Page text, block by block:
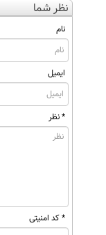
نظر شما
نام
ایمیل
* نظر
* کد امنیتی